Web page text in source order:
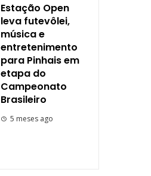
Estação Open
leva futevôlei,
música e
entretenimento
para Pinhais em
etapa do
Campeonato
Brasileiro
5 meses ago